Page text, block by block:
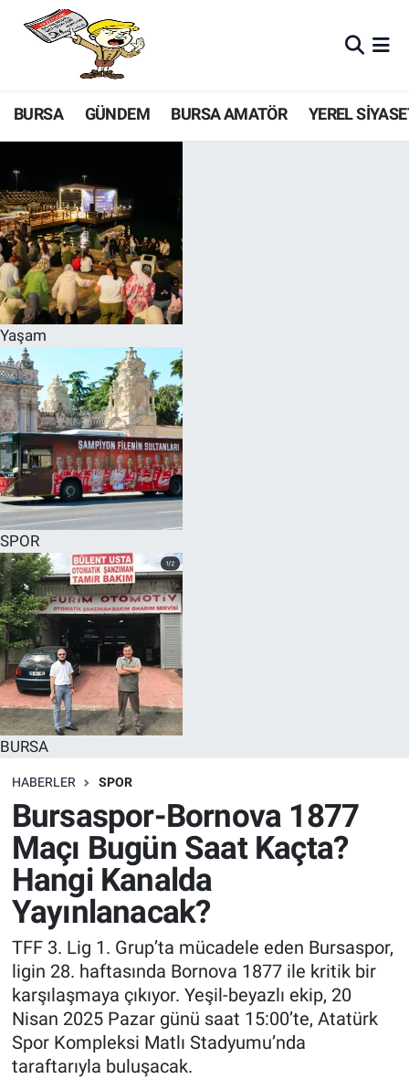
BURSA GÜNDEM BURSA AMATÖR YEREL
Yaşam
SPOR
BURSA
HABERLER SPOR
Bursaspor-Bornova 1877
Maçı Bugün Saat Kaçta?
Hangi Kanalda
Yayınlanacak?
TFF 3. Lig 1. Grup’ta mücadele eden Bursaspor,
ligin 28. haftasında Bornova 1877 ile kritik bir
karşılaşmaya çıkıyor. Yeşil-beyazlı ekip, 20
Nisan 2025 Pazar günü saat 15:00’te, Atatürk
Spor Kompleksi Matlı Stadyumu’nda
taraftarıyla buluşacak.